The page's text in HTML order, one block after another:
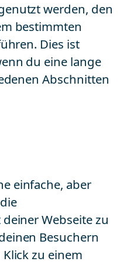
werden, den
bestimmten
Dies ist
du eine lange
Abschnitten
einfache, aber
Webseite zu
Besuchern
zu einem